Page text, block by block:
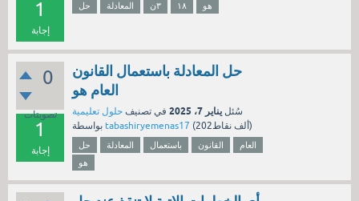
1
إجابة
حل المعادلة ٣ن ١٨ هو
0
تصويتات
1
إجابة
حل المعادلة باستعمال القانون
العام هو
سُئل يناير 7، 2025 في تصنيف حلول تعليمية
tabashiryemenas17 ( 202ألف نقاط)
حل المعادلة باستعمال القانون
العام
هو